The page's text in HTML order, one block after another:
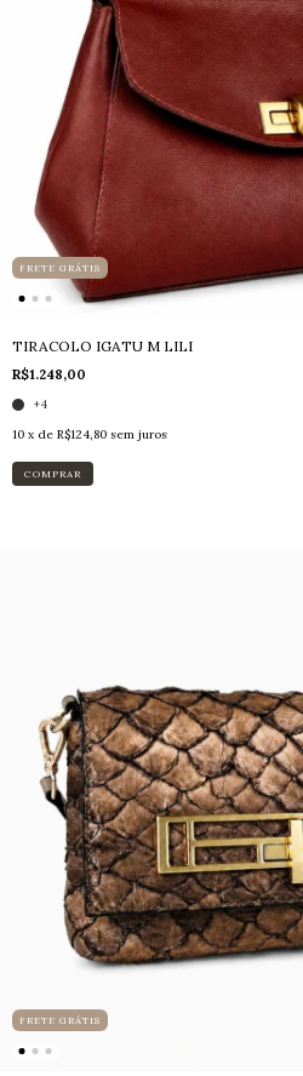
FRETE GRÁTIS
TIRACOLO IGATU M LILI
R$1.248,00
+4
10 x de R$124,80 sem juros
COMPRAR
FRETE GRÁTIS